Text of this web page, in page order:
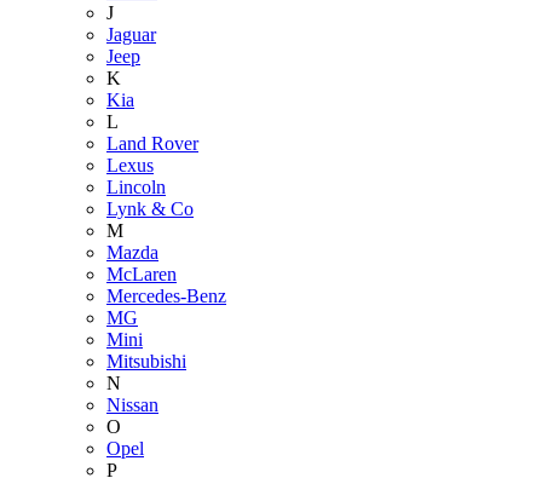
J
Jaguar
Jeep
K
Kia
L
Land Rover
Lexus
Lincoln
Lynk & Co
M
Mazda
McLaren
Mercedes-Benz
MG
Mini
Mitsubishi
N
Nissan
O
Opel
P